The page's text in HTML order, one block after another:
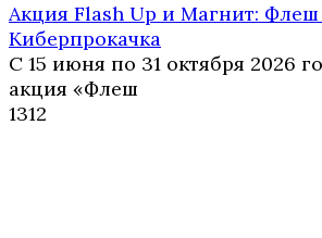
Акция Flash Up и Магнит:
Киберпрокачка
С 15 июня по 31 октября 2026
акция «Флеш
1312